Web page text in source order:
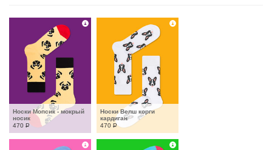
Носки Мопсик - мокрый
носик
470 Р
Носки Велш корги
кардиган
470 Р